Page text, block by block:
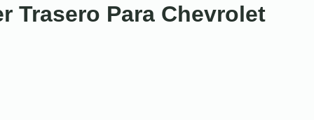
Trasero Para Chevrolet